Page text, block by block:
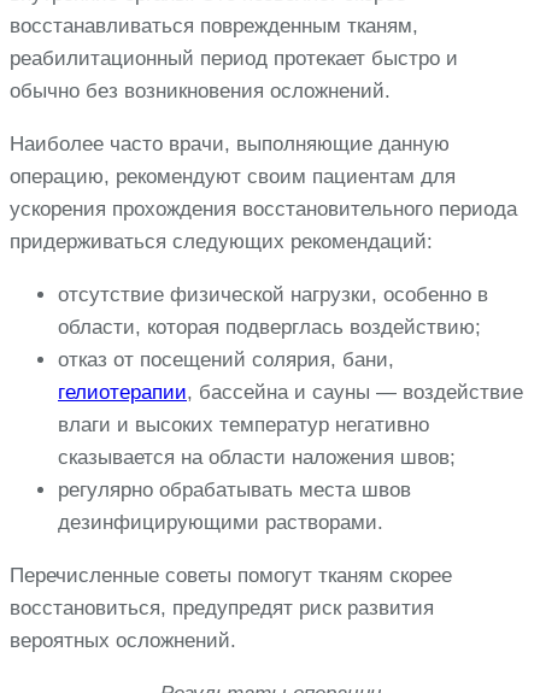
восстанавливаться поврежденным тканям,
реабилитационный период протекает быстро и
обычно без возникновения осложнений.
Наиболее часто врачи, выполняющие данную
операцию, рекомендуют своим пациентам для
ускорения прохождения восстановительного периода
придерживаться следующих рекомендаций:
отсутствие физической нагрузки, особенно в
области, которая подверглась воздействию;
отказ от посещений солярия, бани,
гелиотерапии, бассейна и сауны — воздействие
влаги и высоких температур негативно
сказывается на области наложения швов;
регулярно обрабатывать места швов
дезинфицирующими растворами.
Перечисленные советы помогут тканям скорее
восстановиться, предупредят риск развития
вероятных осложнений.